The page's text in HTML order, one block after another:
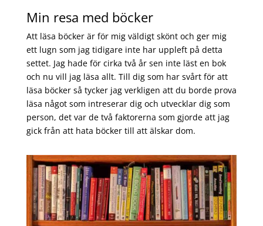
Min resa med böcker
Att läsa böcker är för mig väldigt skönt och ger mig
ett lugn som jag tidigare inte har uppleft på detta
settet. Jag hade för cirka två år sen inte läst en bok
och nu vill jag läsa allt. Till dig som har svårt för att
läsa böcker så tycker jag verkligen att du borde prova
läsa något som intreserar dig och utvecklar dig som
person, det var de två faktorerna som gjorde att jag
gick från att hata böcker till att älskar dom.